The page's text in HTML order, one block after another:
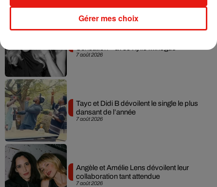
7 août 2026
7 août 2026
Tayc et Didi B dévoilent le single le plus
dansant de l’année
7 août 2026
Angèle et Amélie Lens dévoilent leur
collaboration tant attendue
Gérer mes choix